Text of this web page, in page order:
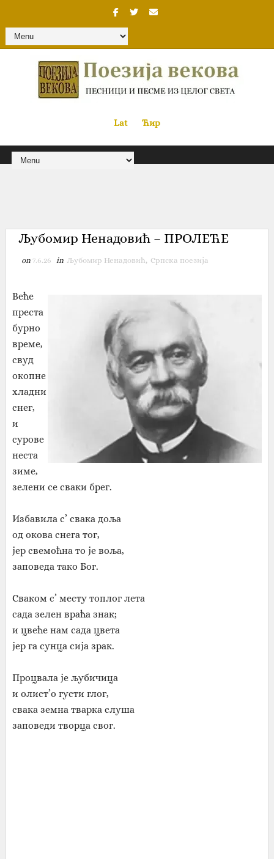
Lat« Ћир
Љубомир Ненадовић – ПРОЛЕЋЕ
on 7.6.26 in Љубомир Ненадовић, Српска поезија
Веће
преста
бурно
време,
свуд
окопне
хладни
снег,
и
сурове
неста
зиме,
зелени се сваки брег.
Избавила с’ свака доља
од окова снега тог,
јер свемоћна то је воља,
заповеда тако Бог.
Сваком с’ месту топлог лета
сада зелен враћа знак;
и цвеће нам сада цвета
јер га сунца сија зрак.
Процвала је љубичица
и олист’о густи глог,
свака земна тварка слуша
заповеди творца свог.